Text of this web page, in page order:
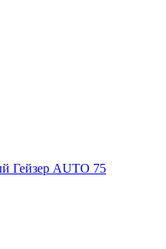
Гейзер AUTO 75